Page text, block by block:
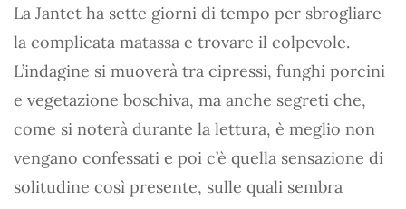
La Jantet ha sette giorni di tempo per sbrogliare
la complicata matassa e trovare il colpevole.
L’indagine si muoverà tra cipressi, funghi porcini
e vegetazione boschiva, ma anche segreti che,
come si noterà durante la lettura, è meglio non
vengano confessati e poi c’è quella sensazione di
solitudine così presente, sulle quali sembra